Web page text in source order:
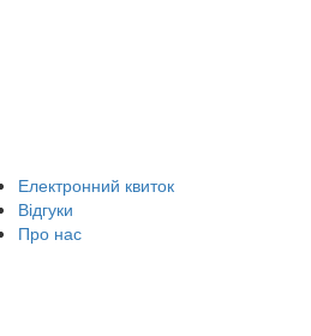
Електронний квиток
Відгуки
Про нас